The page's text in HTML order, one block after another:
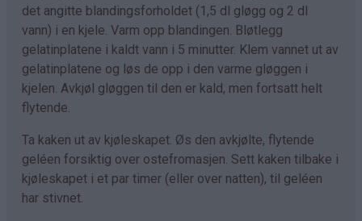
det angitte blandingsforholdet (1,5 dl gløgg og 2 dl
vann) i en kjele. Varm opp blandingen. Bløtlegg
gelatinplatene i kaldt vann i 5 minutter. Klem vannet ut av
gelatinplatene og løs de opp i den varme gløggen i
kjelen. Avkjøl gløggen til den er kald, men fortsatt helt
flytende.
Ta kaken ut av kjøleskapet. Øs den avkjølte, flytende
geléen forsiktig over ostefromasjen. Sett kaken tilbake i
kjøleskapet i et par timer (eller over natten), til geléen
har stivnet.